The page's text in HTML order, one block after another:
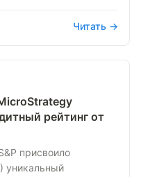
Читать →
рейтинг от
присвоило
уникальный